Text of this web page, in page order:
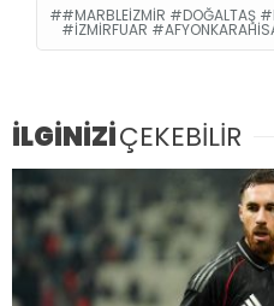
#MARBLEİZMIR #DOĞALTAŞ
#İZMIRFUAR
İLGİNİZİÇEKEBİLİR